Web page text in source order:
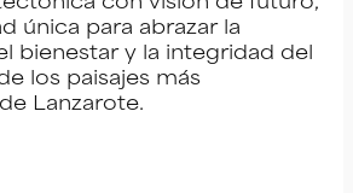
única para abrazar la
bienestar y la integridad del
los paisajes más
Lanzarote.